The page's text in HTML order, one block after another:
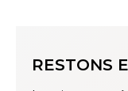
RESTONS